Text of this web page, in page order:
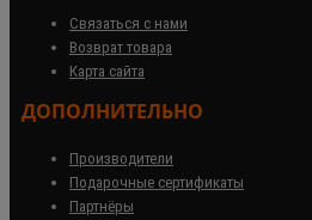
Связаться с нами
Возврат товара
Карта сайта
ДОПОЛНИТЕЛЬНО
Производители
Подарочные сертификаты
Партнёры